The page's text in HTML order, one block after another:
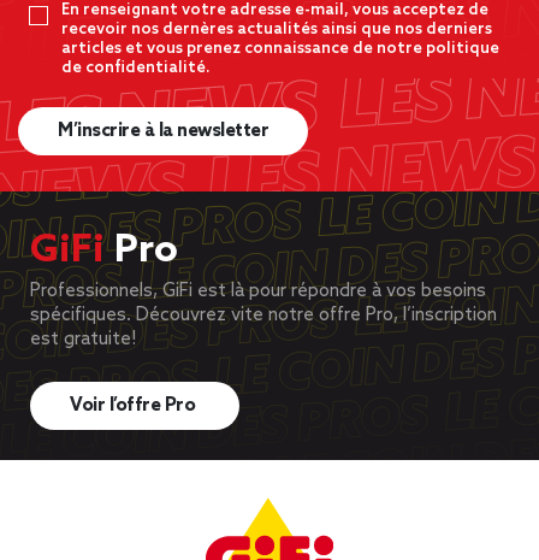
En renseignant votre adresse e-mail, vous acceptez de
recevoir nos dernères actualités ainsi que nos derniers
articles et vous prenez connaissance de notre politique
de confidentialité.
M’inscrire à la newsletter
GiFiPro
Professionnels, GiFi est là pour répondre à vos besoins
spécifiques. Découvrez vite notre offre Pro, l’inscription
est gratuite!
Voir l’offre Pro